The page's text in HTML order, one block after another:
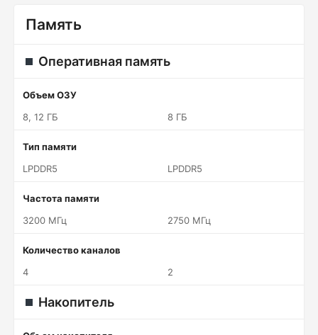
Память
Оперативная память
Объем ОЗУ
8, 12 ГБ
8 ГБ
Тип памяти
LPDDR5
LPDDR5
Частота памяти
3200 МГц
2750 МГц
Количество каналов
4
2
Накопитель